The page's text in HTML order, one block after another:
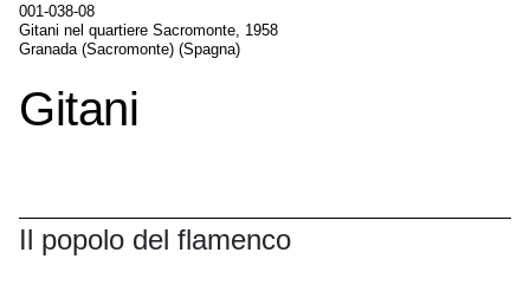
001-038-08
Gitani nel quartiere Sacromonte, 1958
Granada (Sacromonte) (Spagna)
Gitani
Il popolo del flamenco